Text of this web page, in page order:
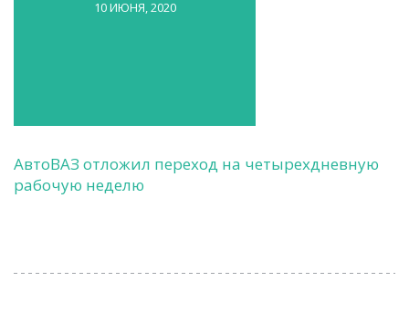
10 ИЮНЯ, 2020
АвтоВАЗ отложил переход на четырехдневную
рабочую неделю